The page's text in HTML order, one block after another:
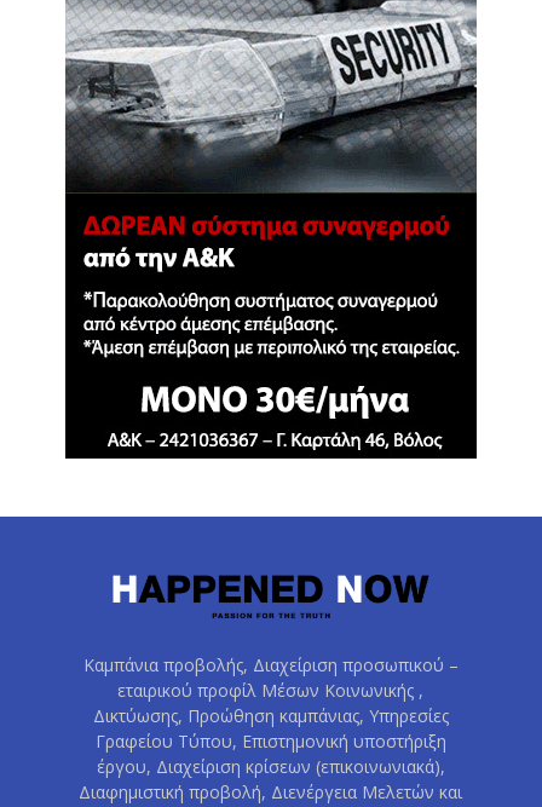
Καμπάνια προβολής, Διαχείριση προσωπικού –
εταιρικού προφίλ Μέσων Κοινωνικής ,
Δικτύωσης, Προώθηση καμπάνιας, Υπηρεσίες
Γραφείου Τύπου, Επιστημονική υποστήριξη
έργου, Διαχείριση κρίσεων (επικοινωνιακά),
Διαφημιστική προβολή, Διενέργεια Μελετών και